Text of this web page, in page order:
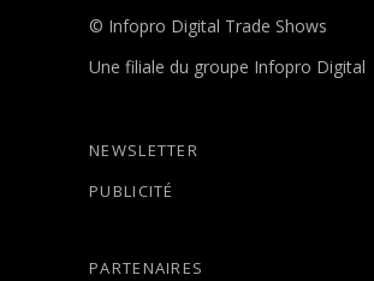
© Infopro Digital Trade Shows
Une filiale du groupe Infopro Digital
NEWSLETTER
PUBLICITÉ
PARTENAIRES